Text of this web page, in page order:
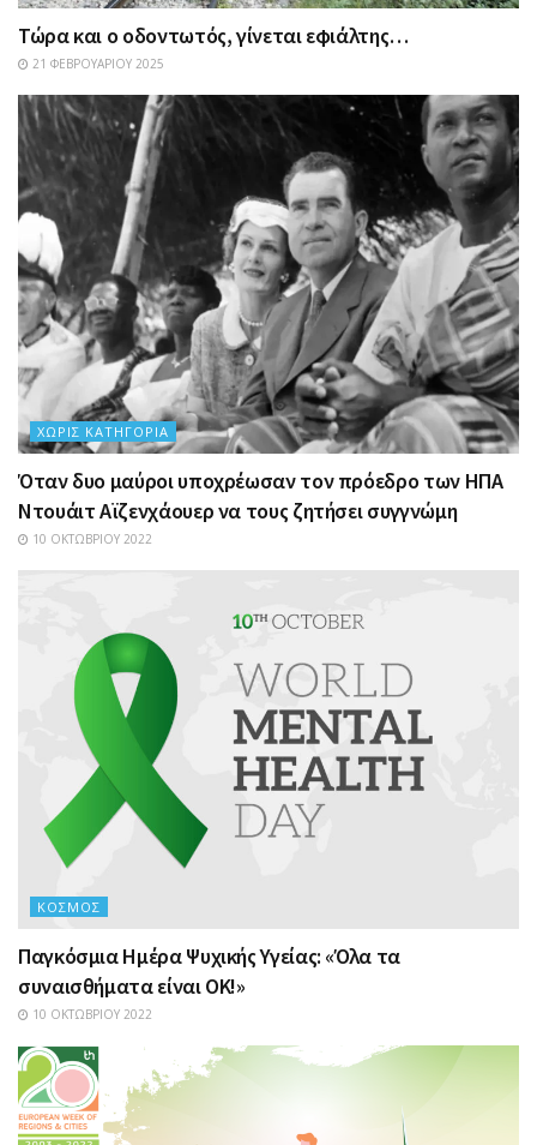
Τώρα και ο οδοντωτός, γίνεται εφιάλτης…
21 ΦΕΒΡΟΥΑΡΊΟΥ 2025
ΧΩΡΊΣ ΚΑΤΗΓΟΡΊΑ
Όταν δυο μαύροι υποχρέωσαν τον πρόεδρο των ΗΠΑ
Ντουάιτ Αϊζενχάουερ να τους ζητήσει συγγνώμη
10 ΟΚΤΩΒΡΊΟΥ 2022
ΚΌΣΜΟΣ
Παγκόσμια Ημέρα Ψυχικής Υγείας: «Όλα τα
συναισθήματα είναι ΟΚ!»
10 ΟΚΤΩΒΡΊΟΥ 2022